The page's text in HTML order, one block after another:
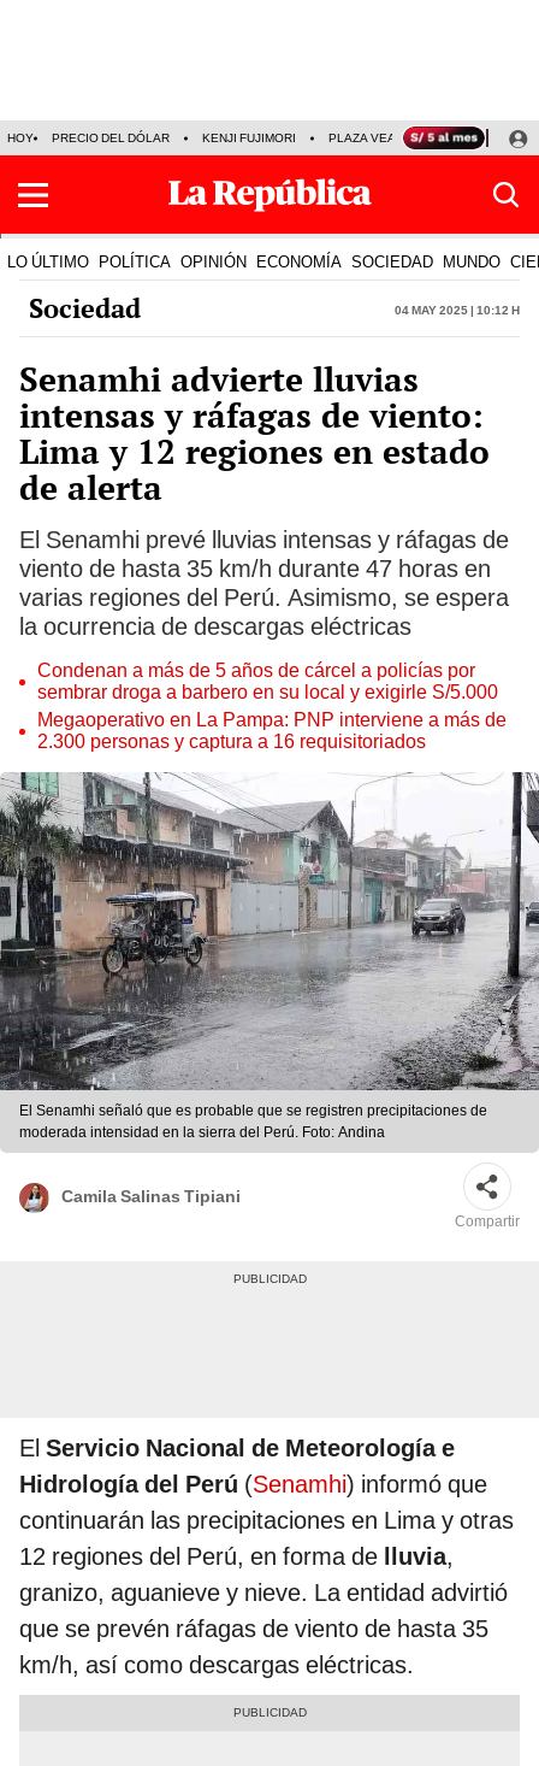
HOY PRECIO DEL DÓLAR KENJI FUJIMORI PLAZA VEA FERIADOS
LO ÚLTIMO POLÍTICA OPINIÓN ECONOMÍA SOCIEDAD MUNDO
Sociedad 04 May 2025 | 10:12 h
Senamhi advierte lluvias
intensas y ráfagas de viento:
Lima y 12 regiones en estado
de alerta
El Senamhi prevé lluvias intensas y ráfagas de
viento de hasta 35 km/h durante 47 horas en
varias regiones del Perú. Asimismo, se espera
la ocurrencia de descargas eléctricas
Condenan a más de 5 años de cárcel a policías por
sembrar droga a barbero en su local y exigirle S/5.000
Megaoperativo en La Pampa: PNP interviene a más de
2.300 personas y captura a 16 requisitoriados
El Senamhi señaló que es probable que se registren precipitaciones de
moderada intensidad en la sierra del Perú. Foto: Andina
Camila Salinas Tipiani
Compartir
El Servicio Nacional de Meteorología e
Hidrología del Perú (Senamhi) informó que
continuarán las precipitaciones en Lima y otras
12 regiones del Perú, en forma de lluvia,
granizo, aguanieve y nieve. La entidad advirtió
que se prevén ráfagas de viento de hasta 35
km/h, así como descargas eléctricas.